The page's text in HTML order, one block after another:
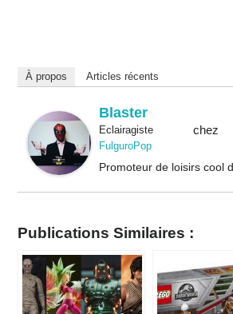
À propos Articles récents
Blaster
Eclairagistechez
FulguroPop
Promoteur de loisirs cool
Publications Similaires :